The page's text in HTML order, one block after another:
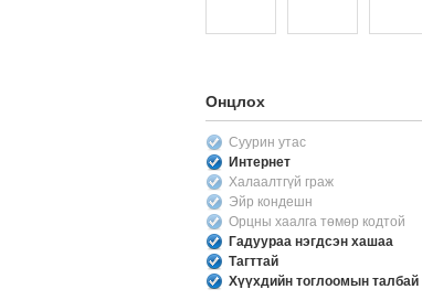
Онцлох
Суурин утас
Интернет
Халаалтгүй граж
Эйр кондешн
Орцны хаалга төмөр кодтой
Гадуураа нэгдсэн хашаа
Тагттай
Хүүхдийн тоглоомын талбай